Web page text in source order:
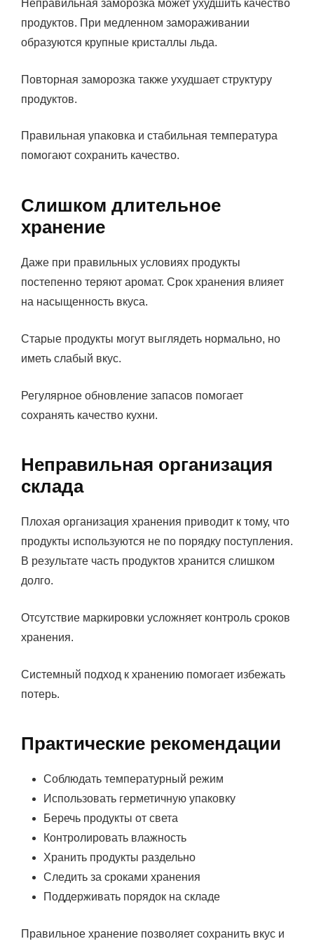
Неправильная заморозка может ухудшить качество
продуктов. При медленном замораживании
образуются крупные кристаллы льда.
Повторная заморозка также ухудшает структуру
продуктов.
Правильная упаковка и стабильная температура
помогают сохранить качество.
Слишком длительное
хранение
Даже при правильных условиях продукты
постепенно теряют аромат. Срок хранения влияет
на насыщенность вкуса.
Старые продукты могут выглядеть нормально, но
иметь слабый вкус.
Регулярное обновление запасов помогает
сохранять качество кухни.
Неправильная организация
склада
Плохая организация хранения приводит к тому, что
продукты используются не по порядку поступления.
В результате часть продуктов хранится слишком
долго.
Отсутствие маркировки усложняет контроль сроков
хранения.
Системный подход к хранению помогает избежать
потерь.
Практические рекомендации
Соблюдать температурный режим
Использовать герметичную упаковку
Беречь продукты от света
Контролировать влажность
Хранить продукты раздельно
Следить за сроками хранения
Поддерживать порядок на складе
Правильное хранение позволяет сохранить вкус и